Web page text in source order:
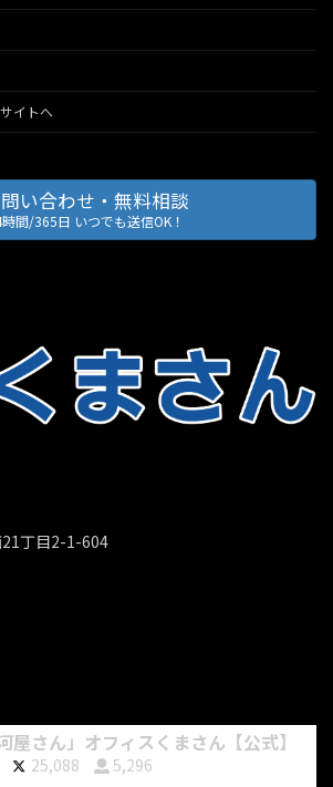
イトへ
い合わせ・無料相談
間/365日 いつでも送信OK！
丁目2-1-604
屋さん」オフィスくまさん【公式】
25,088 5,296